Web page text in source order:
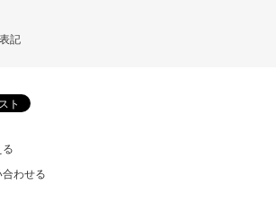
記
る
わせる